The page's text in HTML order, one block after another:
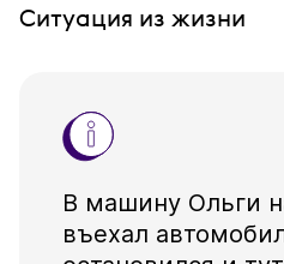
Ситуация из жизни
В машину Ольги
въехал